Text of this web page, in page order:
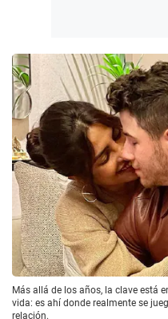
Más allá de los años, la clave está
vida: es ahí donde realmente se
relación.